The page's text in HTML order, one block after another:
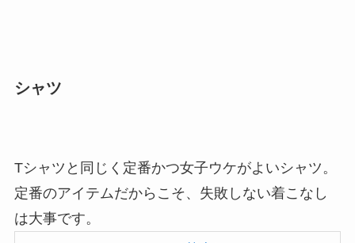
シャツ
Tシャツと同じく定番かつ女子ウケがよいシャツ。
定番のアイテムだからこそ、失敗しない着こなし
は大事です。